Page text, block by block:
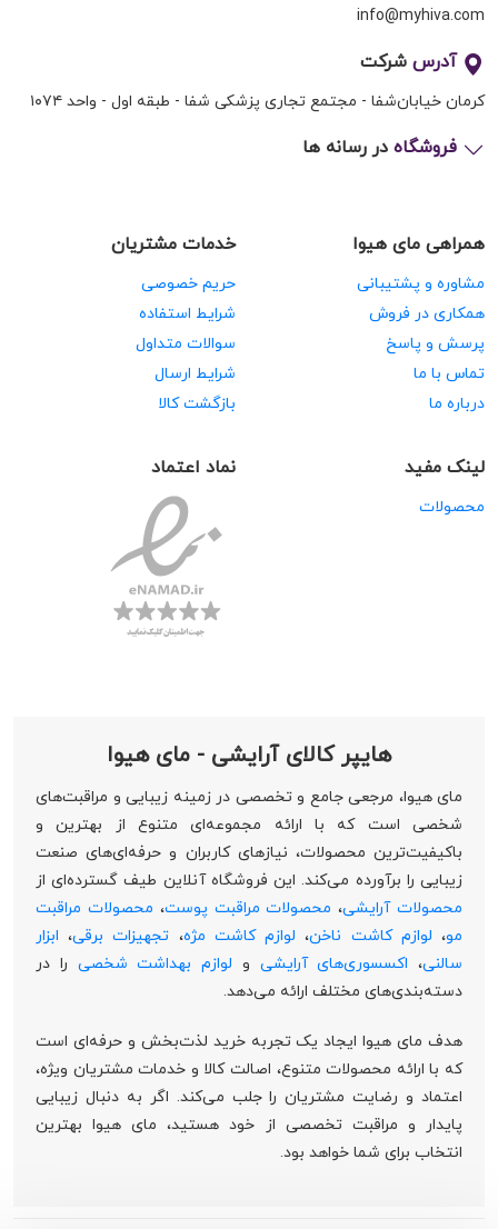
info@myhiva.com
آدرس شرکت
کرمان خیابان‌شفا - مجتمع تجاری پزشکی شفا - طبقه اول - واحد ۱۰۷۴
فروشگاه در رسانه ها
همراهی مای هیوا
مشاوره و پشتیبانی
همکاری در فروش
پرسش و پاسخ
تماس با ما
درباره ما
خدمات مشتریان
حریم خصوصی
شرایط استفاده
سوالات متداول
شرایط ارسال
بازگشت کالا
لینک مفید
محصولات
نماد اعتماد
هایپر کالای آرایشی - مای هیوا
مای هیوا، مرجعی جامع و تخصصی در زمینه زیبایی و مراقبت‌های
شخصی است که با ارائه مجموعه‌ای متنوع از بهترین و
باکیفیت‌ترین محصولات، نیازهای کاربران و حرفه‌ای‌های صنعت
زیبایی را برآورده می‌کند. این فروشگاه آنلاین طیف گسترده‌ای از
محصولات آرایشی، محصولات مراقبت پوست، محصولات مراقبت
مو، لوازم کاشت ناخن، لوازم کاشت مژه، تجهیزات برقی، ابزار
سالنی، اکسسوری‌های آرایشی و لوازم بهداشت شخصی را در
دسته‌بندی‌های مختلف ارائه می‌دهد.
هدف مای هیوا ایجاد یک تجربه خرید لذت‌بخش و حرفه‌ای است
که با ارائه محصولات متنوع، اصالت کالا و خدمات مشتریان ویژه،
اعتماد و رضایت مشتریان را جلب می‌کند. اگر به دنبال زیبایی
پایدار و مراقبت تخصصی از خود هستید، مای هیوا بهترین
انتخاب برای شما خواهد بود.